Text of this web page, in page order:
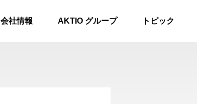
会社情報 AKTIO グループ トピック